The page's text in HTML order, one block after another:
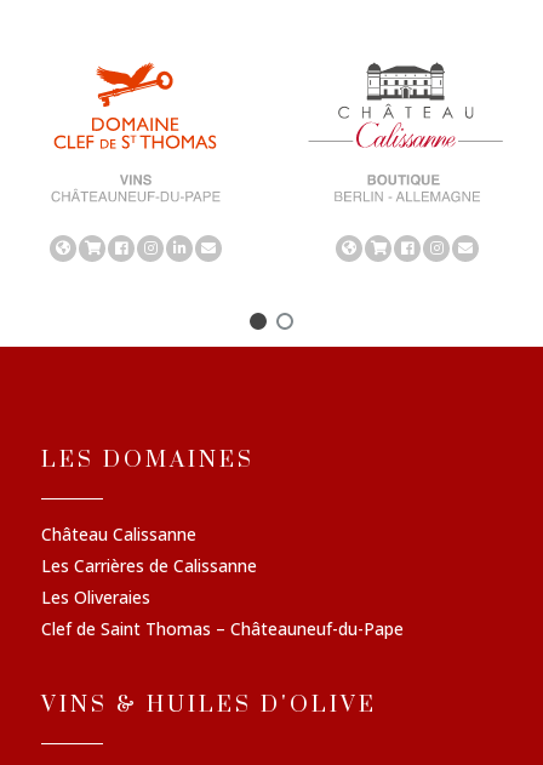
LES DOMAINES
Château Calissanne
Les Carrières de Calissanne
Les Oliveraies
Clef de Saint Thomas – Châteauneuf-du-Pape
VINS & HUILES D'OLIVE